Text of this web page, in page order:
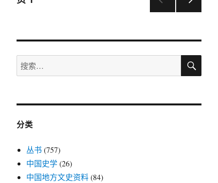
导
航
搜
索：
搜
分类
丛书 (757)
中国史学(26)
中国地方文史资料(84)